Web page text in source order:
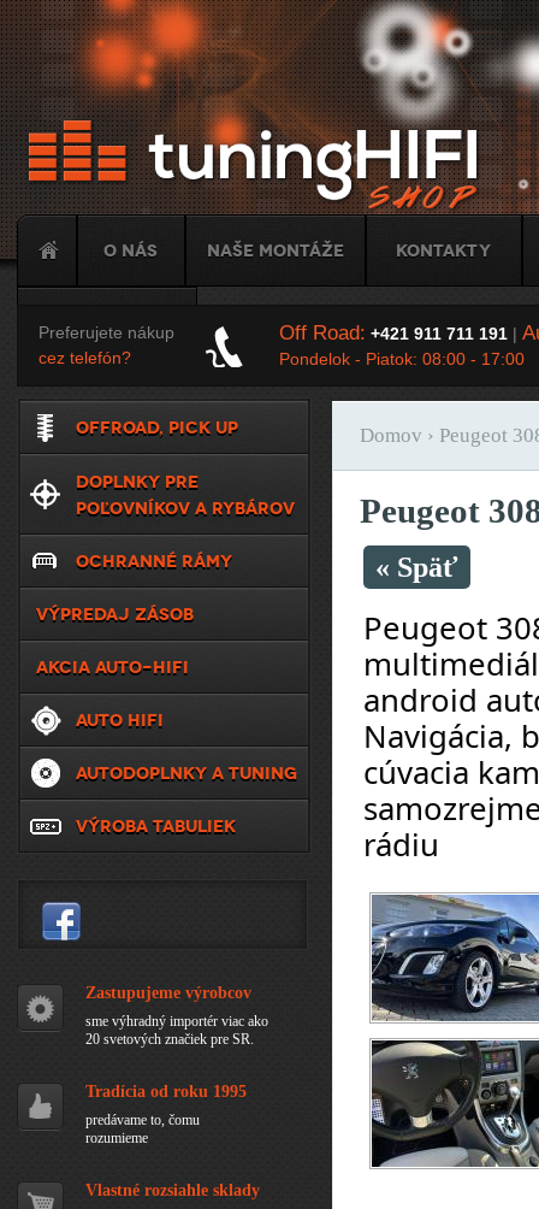
O nás Naše montáže Kontakty
Tuning
Preferujete nákup
cez telefón?
Off Road: +421 911 711 191|
Pondelok - Piatok: 08:00 - 17:00
Nachádzate sa
Domov › Peugeot
Peugeot
« Späť
Peugeot
android
Navigácia,
cúvacia
rádiu
OFFROAD, PICK UP
DOPLNKY PRE
POĽOVNÍKOV A RYBÁROV
OCHRANNÉ RÁMY
VÝPREDAJ ZÁSOB
AKCIA AUTO-HIFI
AUTO HIFI
AUTODOPLNKY A TUNING
VÝROBA TABULIEK
Zastupujeme výrobcov
sme výhradný importér viac ako
20 svetových značiek pre SR.
Tradícia od roku 1995
predávame to, čomu
rozumieme
Vlastné rozsiahle sklady